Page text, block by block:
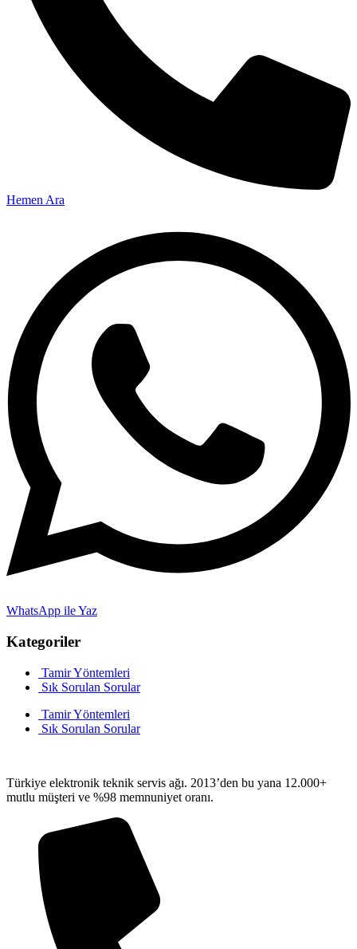
Hemen Ara
WhatsApp ile Yaz
Kategoriler
Tamir Yöntemleri
Sık Sorulan Sorular
Tamir Yöntemleri
Sık Sorulan Sorular
Türkiye elektronik teknik servis ağı. 2013’den bu yana 12.000+
mutlu müşteri ve %98 memnuniyet oranı.